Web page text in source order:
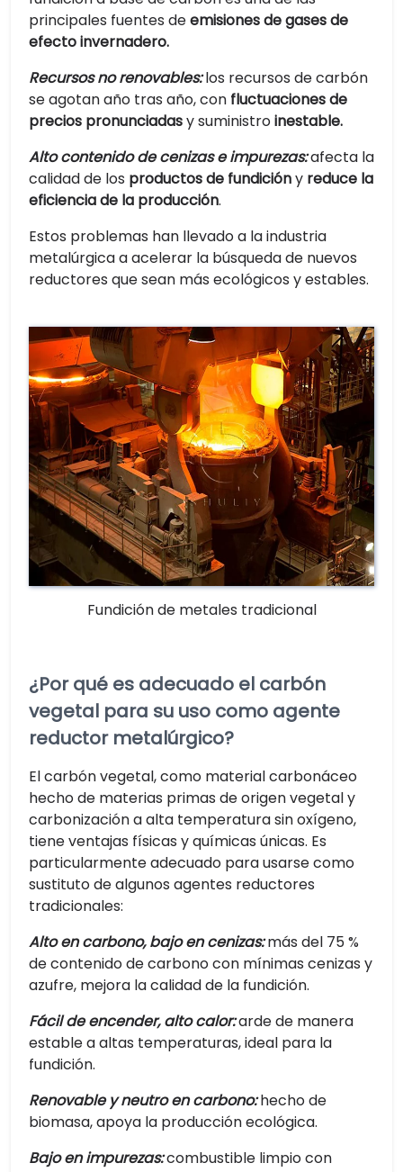
principales fuentes deemisiones de gases de
efecto invernadero.
Recursos no renovables:los recursos de carbón
se agotan año tras año, con fluctuaciones de
precios pronunciadasy suministroinestable.
Alto contenido de cenizas e impurezas:afecta la
calidad de los productos de fundicióny reduce la
eficiencia de la producción.
Estos problemas han llevado a la industria
metalúrgica a acelerar la búsqueda de nuevos
reductores que sean más ecológicos y estables.
Fundición de metales tradicional
¿Por qué es adecuado el carbón
vegetal para su uso como agente
reductor metalúrgico?
El carbón vegetal, como material carbonáceo
hecho de materias primas de origen vegetal y
carbonización a alta temperatura sin oxígeno,
tiene ventajas físicas y químicas únicas. Es
particularmente adecuado para usarse como
sustituto de algunos agentes reductores
tradicionales:
Alto en carbono, bajo en cenizas:más del 75 %
de contenido de carbono con mínimas cenizas y
azufre, mejora la calidad de la fundición.
Fácil de encender, alto calor:arde de manera
estable a altas temperaturas, ideal para la
fundición.
Renovable y neutro en carbono: hecho de
biomasa, apoya la producción ecológica.
Bajo en impurezas:combustible limpio con